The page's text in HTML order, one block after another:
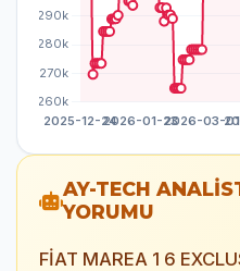
AY-TECH
YORUMU
FİAT MAREA 1 6